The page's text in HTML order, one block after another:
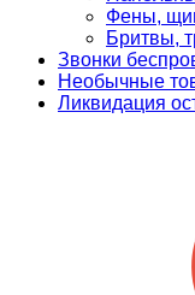
Фены,
Бритвы,
Звонки
Необычные
Ликвидация